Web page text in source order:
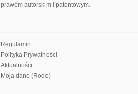
prawem autorskim i patentowym.
Regulamin
Polityka Prywatności
Aktualności
Moja dane (Rodo)